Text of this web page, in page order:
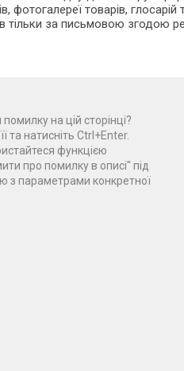
фотогалереї товарів, глосарій
тільки за письмовою згодою
на цій сторінці?
та натисніть Ctrl+Enter.
функцією
про помилку в описі" під
з параметрами конкретної